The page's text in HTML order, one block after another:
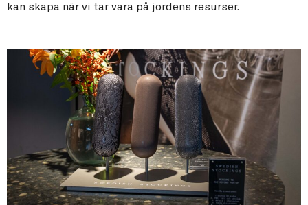
kan skapa när vi tar vara på jordens resurser.